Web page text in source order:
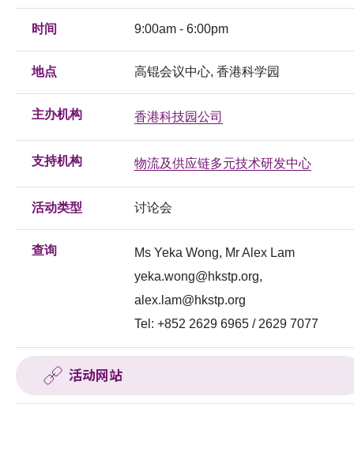
时间 9:00am - 6:00pm
地点 高锟会议中心, 香港科学园
主办机构 香港科技园公司
支持机构 物流及供应链多元技术研发中心
活动类型 讨论会
查询
Ms Yeka Wong, Mr Alex Lam
yeka.wong@hkstp.org,
alex.lam@hkstp.org
Tel: +852 2629 6965 / 2629 7077
活动网站